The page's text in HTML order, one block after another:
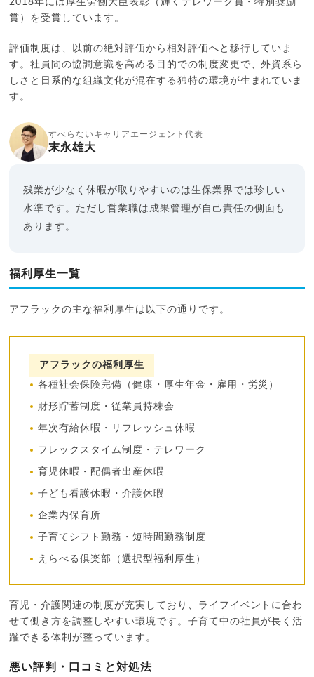
2018年には厚生労働大臣表彰（輝くテレワーク賞・特別奨励
賞）を受賞しています。
評価制度は、以前の絶対評価から相対評価へと移行していま
す。社員間の協調意識を高める目的での制度変更で、外資系ら
しさと日系的な組織文化が混在する独特の環境が生まれていま
す。
すべらないキャリアエージェント代表
末永雄大
残業が少なく休暇が取りやすいのは生保業界では珍しい
水準です。ただし営業職は成果管理が自己責任の側面も
あります。
福利厚生一覧
アフラックの主な福利厚生は以下の通りです。
アフラックの福利厚生
各種社会保険完備（健康・厚生年金・雇用・労災）
財形貯蓄制度・従業員持株会
年次有給休暇・リフレッシュ休暇
フレックスタイム制度・テレワーク
育児休暇・配偶者出産休暇
子ども看護休暇・介護休暇
企業内保育所
子育てシフト勤務・短時間勤務制度
えらべる倶楽部（選択型福利厚生）
育児・介護関連の制度が充実しており、ライフイベントに合わ
せて働き方を調整しやすい環境です。子育て中の社員が長く活
躍できる体制が整っています。
悪い評判・口コミと対処法